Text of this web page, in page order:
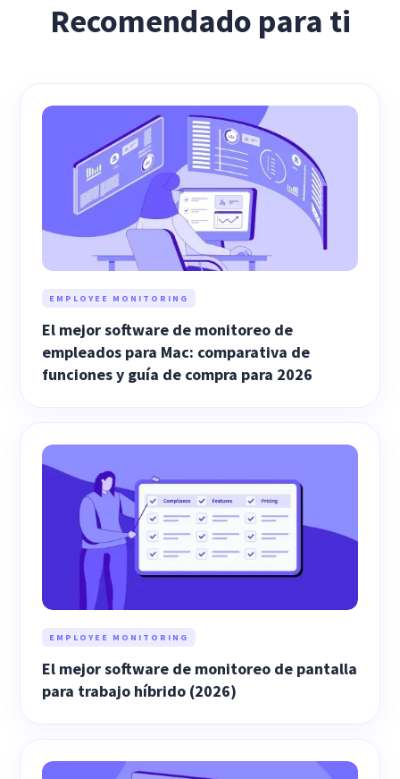
Recomendado para ti
EMPLOYEE MONITORING
El mejor software de monitoreo de
empleados para Mac: comparativa de
funciones y guía de compra para 2026
EMPLOYEE MONITORING
El mejor software de monitoreo de pantalla
para trabajo híbrido (2026)